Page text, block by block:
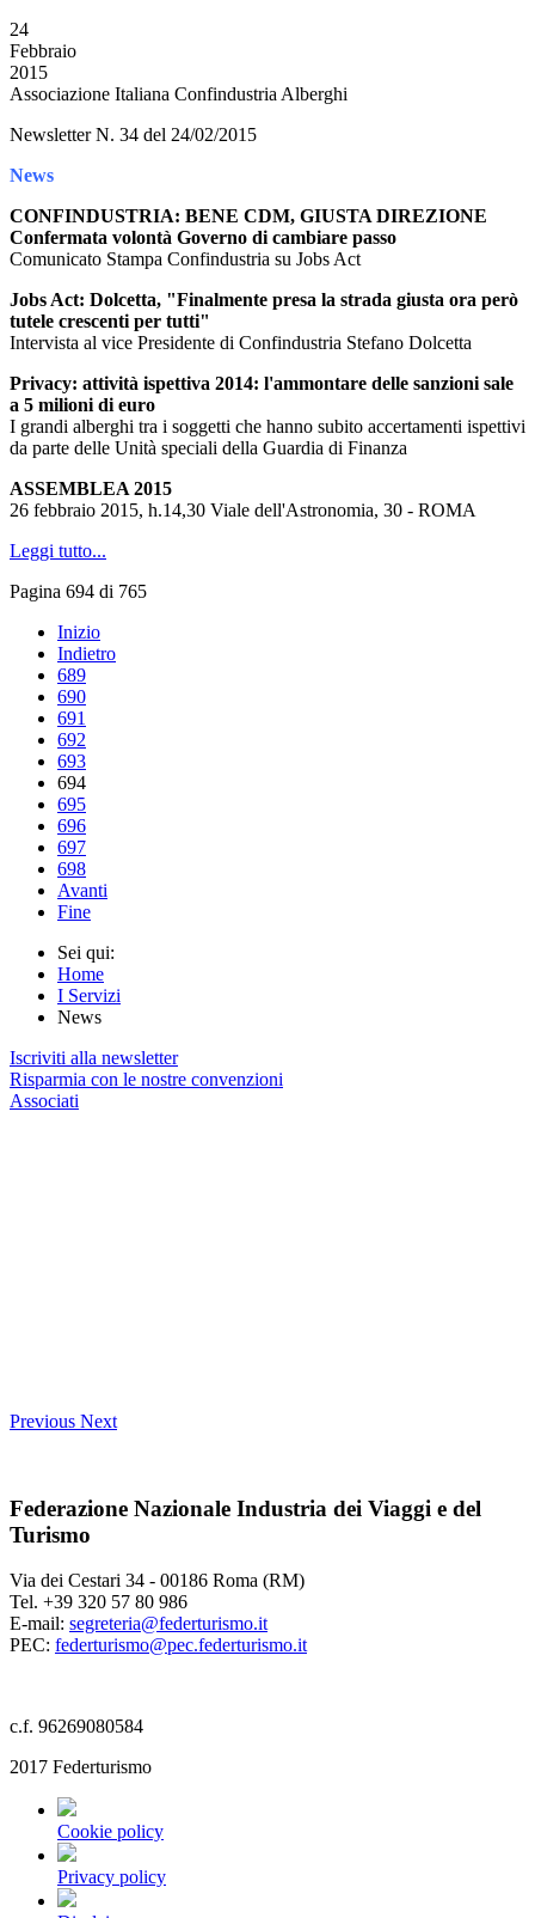
24
Febbraio
2015
Associazione Italiana Confindustria Alberghi
Newsletter N. 34 del 24/02/2015
News
CONFINDUSTRIA: BENE CDM, GIUSTA DIREZIONE
Confermata volontà Governo di cambiare passo
Comunicato Stampa Confindustria su Jobs Act
Jobs Act: Dolcetta, "Finalmente presa la strada giusta ora però
tutele crescenti per tutti"
Intervista al vice Presidente di Confindustria Stefano Dolcetta
Privacy: attività ispettiva 2014: l'ammontare delle sanzioni sale
a 5 milioni di euro
I grandi alberghi tra i soggetti che hanno subito accertamenti ispettivi
da parte delle Unità speciali della Guardia di Finanza
ASSEMBLEA 2015
26 febbraio 2015, h.14,30 Viale dell'Astronomia, 30 - ROMA
Leggi tutto...
Pagina 694 di 765
Inizio
Indietro
689
690
691
692
693
694
695
696
697
698
Avanti
Fine
Sei qui:
Home
I Servizi
News
Iscriviti alla newsletter
Risparmia con le nostre convenzioni
Associati
Previous Next
Federazione Nazionale Industria dei Viaggi e del
Turismo
Via dei Cestari 34 - 00186 Roma (RM)
Tel. +39 320 57 80 986
E-mail: segreteria@federturismo.it
PEC: federturismo@pec.federturismo.it
c.f. 96269080584
2017 Federturismo
Cookie policy
Privacy policy